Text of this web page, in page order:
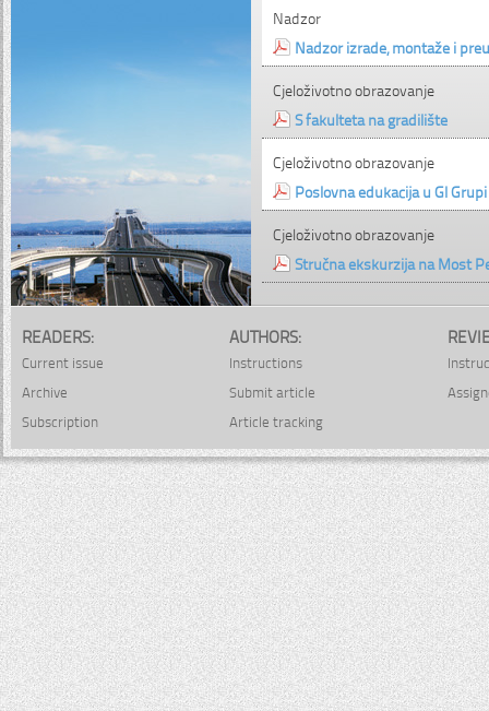
Nadzor
Nadzor izrade, montaže i
Cjeloživotno obrazovanje
S fakulteta na gradilište
Cjeloživotno obrazovanje
Poslovna edukacija u GI Grupi
Cjeloživotno obrazovanje
Stručna ekskurzija na Most
READERS:
Current issue
Archive
Subscription
AUTHORS:
Instructions
Submit article
Article tracking